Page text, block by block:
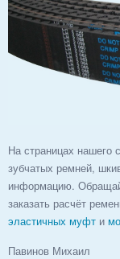
На страницах нашего
зубчатых ремней,
информацию.
заказать расчёт
эластичных муфт и
Павинов Михаил